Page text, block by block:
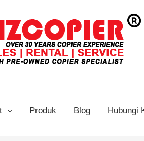
Produk Blog Hubungi